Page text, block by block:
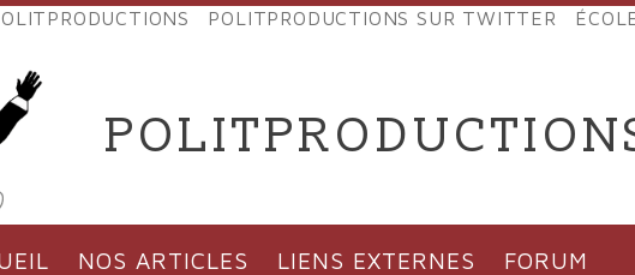
POLITPRODUCTIONS SUR TWITTER
NOS ARTICLES LIENS EXTERNES FORUM